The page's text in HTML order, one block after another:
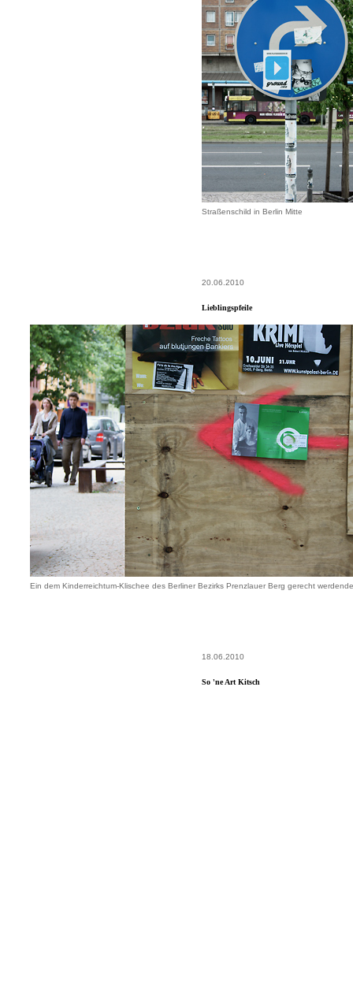
Straßenschild in Berlin Mitte
20.06.2010
Lieblingspfeile
Ein dem Kinderreichtum-Klischee des Berliner Bezirks Prenzlauer Berg gerecht
18.06.2010
So 'ne Art Kitsch